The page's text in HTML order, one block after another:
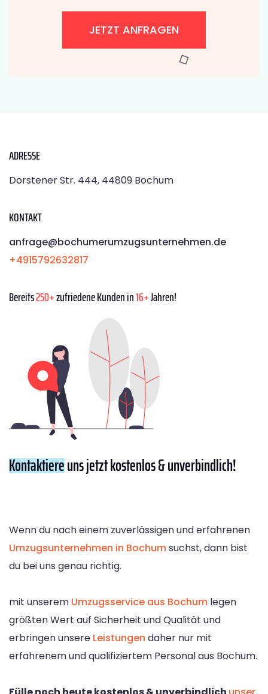
JETZT ANFRAGEN
ADRESSE
Dorstener Str. 444, 44809 Bochum
KONTAKT
anfrage@bochumerumzugsunternehmen.de
+4915792632817
Bereits250+zufriedene Kunden in16+Jahren!
Kontaktiereuns jetzt kostenlos & unverbindlich!
Wenn du nach einem zuverlässigen und erfahrenen
Umzugsunternehmen in Bochumsuchst, dann bist
du bei uns genau richtig.
mit unserem Umzugsservice aus Bochum legen
größten Wert auf Sicherheit und Qualität und
erbringen unsere Leistungen daher nur mit
erfahrenem und qualifiziertem Personal aus Bochum.